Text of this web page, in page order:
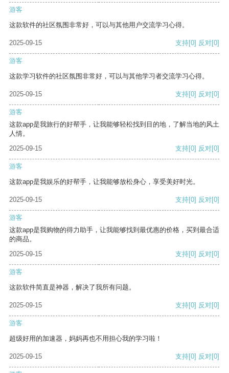
游客
这款软件的社区氛围非常好，可以与其他用户交流学习心得。
2025-09-15 支持[0] 反对[0]
游客
这款学习软件的社区氛围非常好，可以与其他学习者交流学习心得。
2025-09-15 支持[0] 反对[0]
游客
这款app是我旅行的好帮手，让我能够轻松找到目的地，了解当地的风土
人情。
2025-09-15
支持[0] 反对[0]
游客
这款app是我娱乐的好帮手，让我能够放松身心，享受美好时光。
2025-09-15 支持[0] 反对[0]
游客
这款app是我购物的得力助手，让我能够找到最优惠的价格，买到最合适
的商品。
2025-09-15
支持[0] 反对[0]
游客
这款软件简直是神器，解决了我所有问题。
2025-09-15 支持[0] 反对[0]
游客
超级好用的加速器，妈妈再也不用担心我的学习啦！
2025-09-15 支持[0] 反对[0]